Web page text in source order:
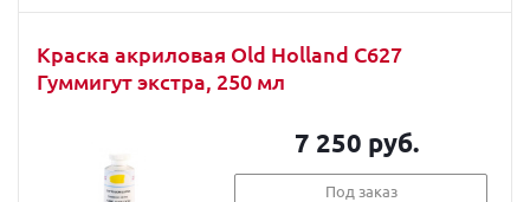
Краска акриловая Old Holland C627
Гуммигут экстра, 250 мл
7 250 руб.
Под заказ